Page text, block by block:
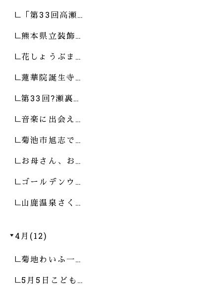
「第33回高瀬…
熊本県立装飾…
花しょうぶま…
蓮華院誕生寺…
第33回?瀬裏…
音楽に出会え…
菊池市旭志で…
お母さん、お…
ゴールデンウ…
山鹿温泉さく…
4月(12)
菊地わいふ一…
5月5日こども…